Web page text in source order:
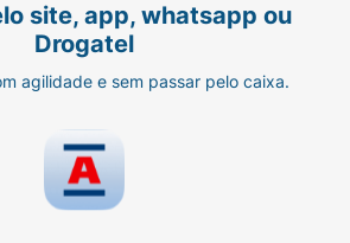
site, app, whatsapp ou
Drogatel
agilidade e sem passar pelo caixa.